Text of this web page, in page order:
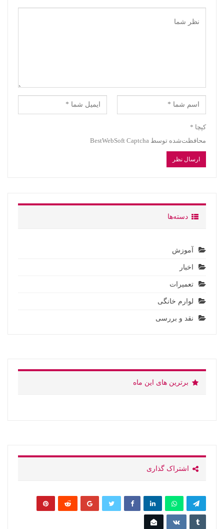
کپچا *
محافظت‌شده توسط BestWebSoft Captcha
دسته‌ها
آموزش
اخبار
تعمیرات
لوارم خانگی
نقد و بررسی
برترین های این ماه
اشتراک گذاری